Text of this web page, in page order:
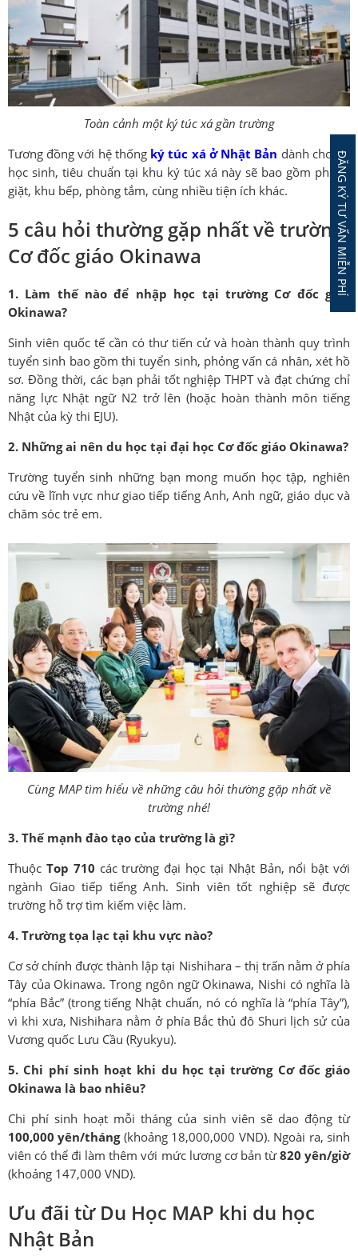
Toàn cảnh một ký túc xá gần trường
Tương đồng với hệ thống ký túc xá ở Nhật Bản dành cho du
học sinh, tiêu chuẩn tại khu ký túc xá này sẽ bao gồm phòng
giặt, khu bếp, phòng tắm, cùng nhiều tiện ích khác.
5 câu hỏi thường gặp nhất về trường
Cơ đốc giáo Okinawa
1. Làm thế nào để nhập học tại trường Cơ đốc giáo
Okinawa?
Sinh viên quốc tế cần có thư tiến cử và hoàn thành quy trình
tuyển sinh bao gồm thi tuyển sinh, phỏng vấn cá nhân, xét hồ
sơ. Đồng thời, các bạn phải tốt nghiệp THPT và đạt chứng chỉ
năng lực Nhật ngữ N2 trở lên (hoặc hoàn thành môn tiếng
Nhật của kỳ thi EJU).
2. Những ai nên du học tại đại học Cơ đốc giáo Okinawa?
Trường tuyển sinh những bạn mong muốn học tập, nghiên
cứu về lĩnh vực như giao tiếp tiếng Anh, Anh ngữ, giáo dục và
chăm sóc trẻ em.
Cùng MAP tìm hiểu về những câu hỏi thường gặp nhất về
trường nhé!
3. Thế mạnh đào tạo của trường là gì?
Thuộc Top 710 các trường đại học tại Nhật Bản, nổi bật với
ngành Giao tiếp tiếng Anh. Sinh viên tốt nghiệp sẽ được
trường hỗ trợ tìm kiếm việc làm.
4. Trường tọa lạc tại khu vực nào?
Cơ sở chính được thành lập tại Nishihara – thị trấn nằm ở phía
Tây của Okinawa. Trong ngôn ngữ Okinawa, Nishi có nghĩa là
“phía Bắc” (trong tiếng Nhật chuẩn, nó có nghĩa là “phía Tây”),
vì khi xưa, Nishihara nằm ở phía Bắc thủ đô Shuri lịch sử của
Vương quốc Lưu Cầu (Ryukyu).
5. Chi phí sinh hoạt khi du học tại trường Cơ đốc giáo
Okinawa là bao nhiêu?
Chi phí sinh hoạt mỗi tháng của sinh viên sẽ dao động từ
100,000 yên/tháng (khoảng 18,000,000 VND). Ngoài ra, sinh
viên có thể đi làm thêm với mức lương cơ bản từ820 yên/giờ
(khoảng 147,000 VND).
Ưu đãi từ Du Học MAP khi du học
Nhật Bản
ĐĂNG KÝ TƯ VẤN MIỄN PHÍ